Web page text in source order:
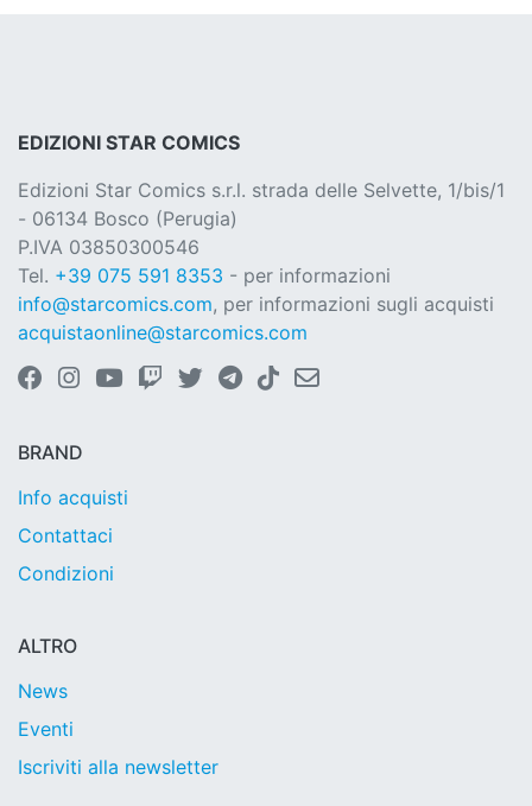
EDIZIONI STAR COMICS
Edizioni Star Comics s.r.l. strada delle Selvette, 1/bis/1
- 06134 Bosco (Perugia)
P.IVA 03850300546
Tel. +39 075 591 8353 - per informazioni
info@starcomics.com, per informazioni sugli acquisti
acquistaonline@starcomics.com
BRAND
Info acquisti
Contattaci
Condizioni
ALTRO
News
Eventi
Iscriviti alla newsletter